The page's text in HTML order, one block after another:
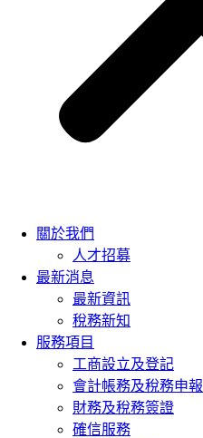
關於我們
人才招募
最新消息
最新資訊
稅務新知
服務項目
工商設立及登記
會計帳務及稅務申報
財務及稅務簽證
確信服務